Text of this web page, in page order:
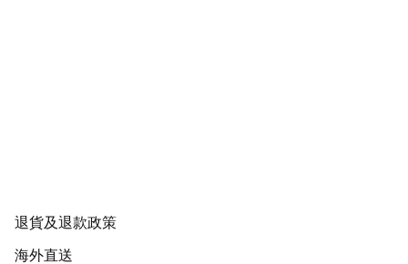
退貨及退款政策
海外直送